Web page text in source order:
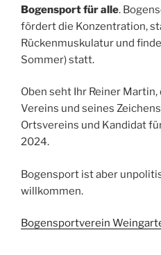
Bogensport für alle.
fördert die Konzentration,
Rückenmuskulatur und
Sommer) statt.
Oben seht Ihr Reiner
Vereins und seines
Ortsvereins und Kandidat
2024.
Bogensport ist aber
willkommen.
Bogensportverein